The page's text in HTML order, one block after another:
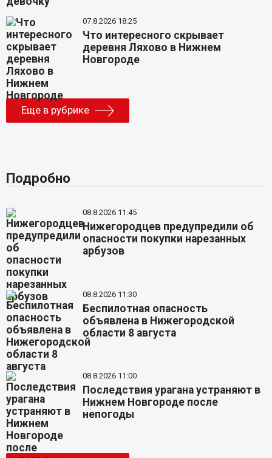
07.8.2026 18:25
Что интересного скрывает
деревня Ляхово в Нижнем
Новгороде
Еще в рубрике
Подробно
08.8.2026 11:45
Нижегородцев предупредили об
опасности покупки нарезанных
арбузов
08.8.2026 11:30
Беспилотная опасность
объявлена в Нижегородской
области 8 августа
08.8.2026 11:00
Последствия урагана устраняют в
Нижнем Новгороде после
непогоды